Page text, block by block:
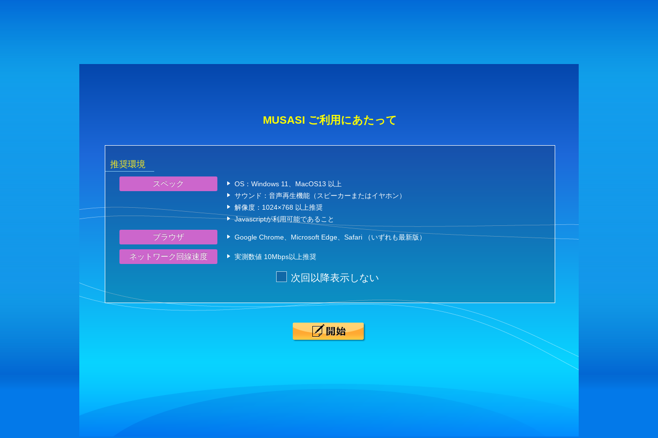
MUSASI ご利用にあたって
推奨環境
スペック
OS：Windows 11、MacOS13 以上
サウンド：音声再生機能（スピーカーまたはイヤホン）
解像度：1024×768 以上推奨
Javascriptが利用可能であること
ブラウザ Google Chrome、Microsoft Edge、Safari （いずれも最新版）
ネットワーク回線速度 実測数値 10Mbps以上推奨
次回以降表示しない